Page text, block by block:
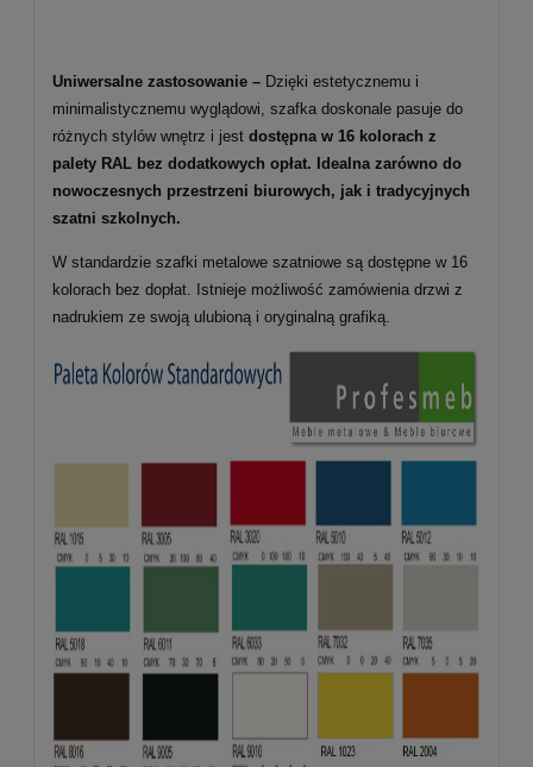
Uniwersalne zastosowanie – Dzięki estetycznemu i
minimalistycznemu wyglądowi, szafka doskonale pasuje do
różnych stylów wnętrz i jest dostępna w 16 kolorach z
palety RAL bez dodatkowych opłat. Idealna zarówno do
nowoczesnych przestrzeni biurowych, jak i tradycyjnych
szatni szkolnych.
W standardzie szafki metalowe szatniowe są dostępne w 16
kolorach bez dopłat. Istnieje możliwość zamówienia drzwi z
nadrukiem ze swoją ulubioną i oryginalną grafiką.